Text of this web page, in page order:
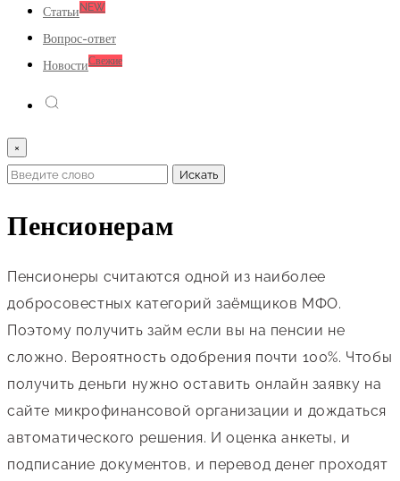
Статьи NEW
Вопрос-ответ
НовостиСвежие
×
Пенсионерам
Пенсионеры считаются одной из наиболее
добросовестных категорий заёмщиков МФО.
Поэтому получить займ если вы на пенсии не
сложно. Вероятность одобрения почти 100%. Чтобы
получить деньги нужно оставить онлайн заявку на
сайте микрофинансовой организации и дождаться
автоматического решения. И оценка анкеты, и
подписание документов, и перевод денег проходят